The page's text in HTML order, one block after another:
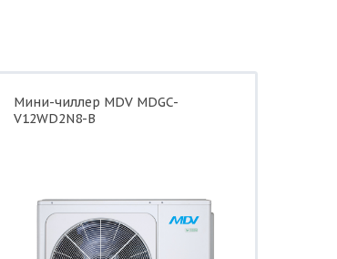
Мини-чиллер MDV MDGC-
V12WD2N8-B